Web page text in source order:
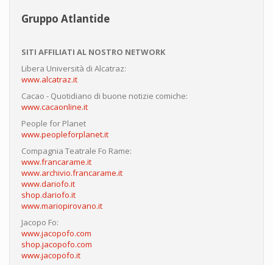
Gruppo Atlantide
SITI AFFILIATI AL NOSTRO NETWORK
Libera Università di Alcatraz:
www.alcatraz.it
Cacao - Quotidiano di buone notizie comiche:
www.cacaonline.it
People for Planet
www.peopleforplanet.it
Compagnia Teatrale Fo Rame:
www.francarame.it
www.archivio.francarame.it
www.dariofo.it
shop.dariofo.it
www.mariopirovano.it
Jacopo Fo:
www.jacopofo.com
shop.jacopofo.com
www.jacopofo.it